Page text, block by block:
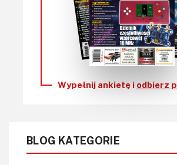
Wypełnij ankietę i odbierz
BLOG KATEGORIE